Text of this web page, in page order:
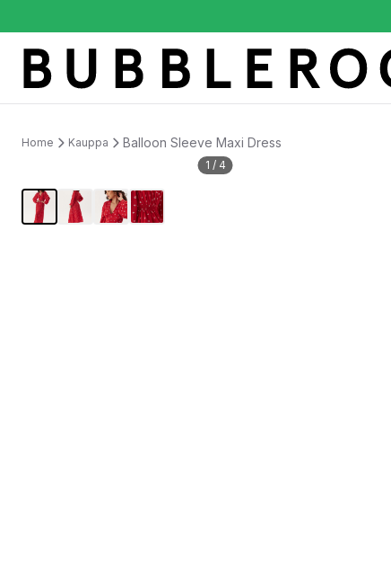
Home Kauppa Balloon Sleeve Maxi Dress
1 / 4